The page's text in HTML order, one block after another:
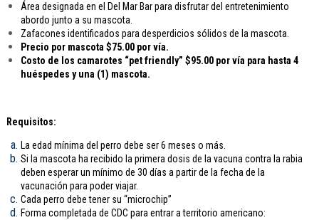
Área designada en el Del Mar Bar para disfrutar del entretenimiento
abordo junto a su mascota.
Zafacones identificados para desperdicios sólidos de la mascota.
Precio por mascota $75.00 por vía.
Costo de los camarotes “pet friendly” $95.00 por vía para hasta 4
huéspedes y una (1) mascota.
Requisitos:
La edad mínima del perro debe ser 6 meses o más.
Si la mascota ha recibido la primera dosis de la vacuna contra la rabia
deben esperar un mínimo de 30 días a partir de la fecha de la
vacunación para poder viajar.
Cada perro debe tener su “microchip”
Forma completada de CDC para entrar a territorio americano: